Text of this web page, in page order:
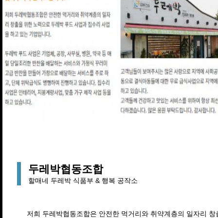
두레박협동조합
할매네 두레박 식품부 & 행복 공작소
저희 두레박협동조합은 안전한 먹거리와 취약계층의 일자리 창